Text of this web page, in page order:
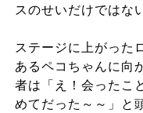
スのせいだけではな
ステージに上がった
あるペコちゃんに向
者は「え！会ったこ
めてだった～～」と